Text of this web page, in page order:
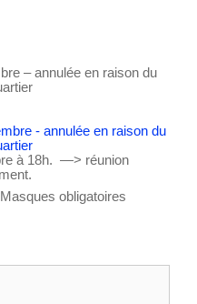
– annulée en raison du
à 18h. —> réunion
obligatoires